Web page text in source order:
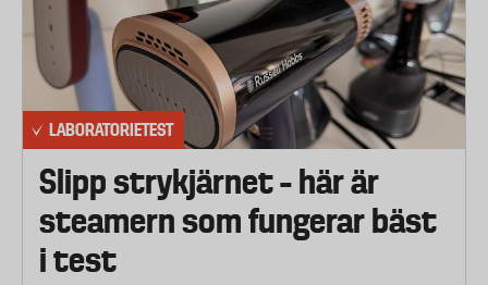
LABORATORIETEST
Slipp strykjärnet – här är
steamern som fungerar bäst
i test